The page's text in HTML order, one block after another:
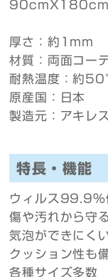
90cmX180cm
厚さ：約1mm
材質：両面コー
耐熱温度：約
原産国：日本
製造元：アキレ
特長・機能
ウィルス99.9%
傷や汚れから守る
気泡ができにく
クッション性も
各種サイズ多数